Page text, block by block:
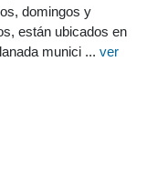
domingos y
están ubicados en
munici ... ver